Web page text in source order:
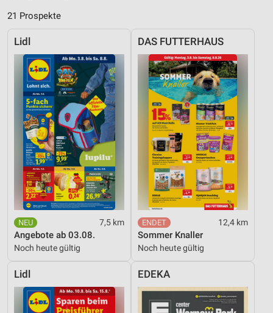
21 Prospekte
Lidl
7,5 km
Angebote ab 03.08.
Noch heute gültig
DAS FUTTERHAUS
12,4 km
Sommer Knaller
Noch heute gültig
Lidl EDEKA